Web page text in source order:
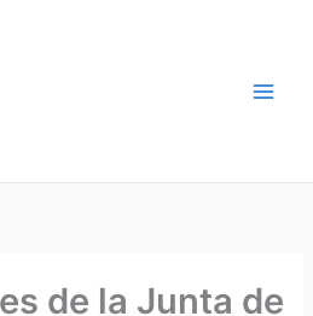
de la Junta de